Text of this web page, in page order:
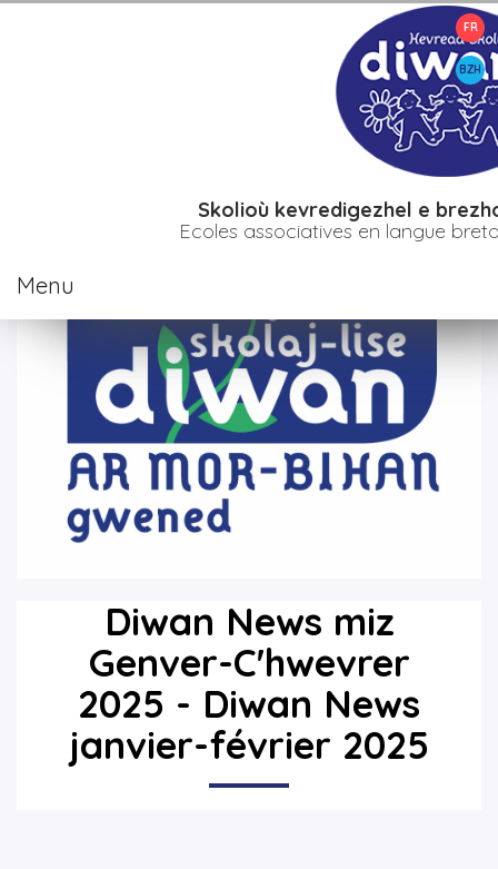
FR
BZH
Skolioù kevredigezhel e
Ecoles associatives en langue
Menu
Bro diwan gwened >
Diwan News miz
Genver-C'hwevrer 2025 - Diwan News janvier-février 2025
Diwan News miz
Genver-C'hwevrer
2025 - Diwan News
janvier-février 2025